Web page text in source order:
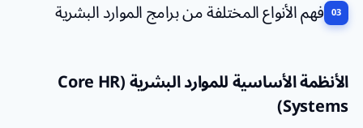
فهم الأنواع المختلفة من برامج الموارد البشرية
الأنظمة الأساسية للموارد البشرية (Core HR
Systems)